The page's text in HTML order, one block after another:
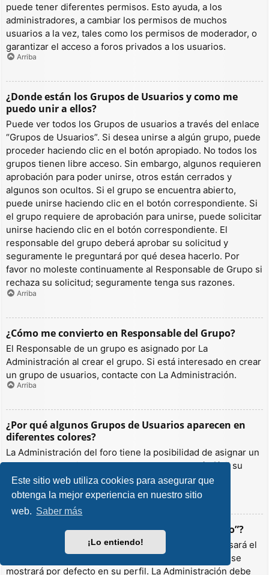
Este sitio web utiliza cookies para asegurar que
obtenga la mejor experiencia en nuestro sitio
web. Saber más
¡Lo entiendo!
puede tener diferentes permisos. Esto ayuda, a los
administradores, a cambiar los permisos de muchos
usuarios a la vez, tales como los permisos de moderador, o
garantizar el acceso a foros privados a los usuarios.
Arriba
¿Donde están los Grupos de Usuarios y como me
puedo unir a ellos?
Puede ver todos los Grupos de usuarios a través del enlace
“Grupos de Usuarios”. Si desea unirse a algún grupo, puede
proceder haciendo clic en el botón apropiado. No todos los
grupos tienen libre acceso. Sin embargo, algunos requieren
aprobación para poder unirse, otros están cerrados y
algunos son ocultos. Si el grupo se encuentra abierto,
puede unirse haciendo clic en el botón correspondiente. Si
el grupo requiere de aprobación para unirse, puede solicitar
unirse haciendo clic en el botón correspondiente. El
responsable del grupo deberá aprobar su solicitud y
seguramente le preguntará por qué desea hacerlo. Por
favor no moleste continuamente al Responsable de Grupo si
rechaza su solicitud; seguramente tenga sus razones.
Arriba
¿Cómo me convierto en Responsable del Grupo?
El Responsable de un grupo es asignado por La
Administración al crear el grupo. Si está interesado en crear
un grupo de usuarios, contacte con La Administración.
Arriba
¿Por qué algunos Grupos de Usuarios aparecen en
diferentes colores?
La Administración del foro tiene la posibilidad de asignar un
color a los usuarios de un grupo para hacer más fácil su
identificación.
Arriba
¿Qué es un “Grupo de Usuarios predeterminado”?
Si es miembro de más de un grupo por defecto, se usará el
“predeterminado” para determinar qué color y rango se
mostrará por defecto en su perfil. La Administración debe